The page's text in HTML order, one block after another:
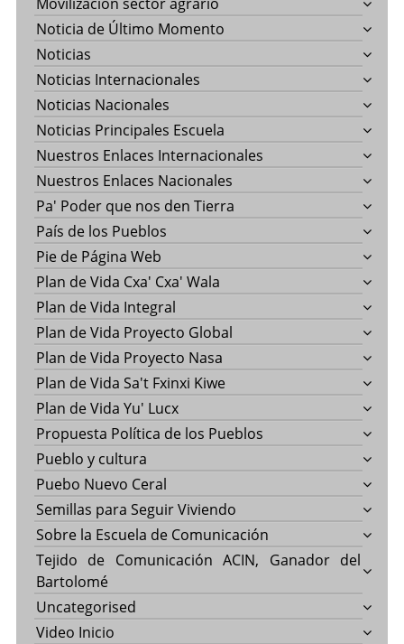
Noticia de Último Momento
Noticias
Noticias Internacionales
Noticias Nacionales
Noticias Principales Escuela
Nuestros Enlaces Internacionales
Nuestros Enlaces Nacionales
Pa' Poder que nos den Tierra
País de los Pueblos
Pie de Página Web
Plan de Vida Cxa' Cxa' Wala
Plan de Vida Integral
Plan de Vida Proyecto Global
Plan de Vida Proyecto Nasa
Plan de Vida Sa't Fxinxi Kiwe
Plan de Vida Yu' Lucx
Propuesta Política de los Pueblos
Pueblo y cultura
Puebo Nuevo Ceral
Semillas para Seguir Viviendo
Sobre la Escuela de Comunicación
Tejido de Comunicación ACIN, Ganador del
Bartolomé
Uncategorised
Video Inicio